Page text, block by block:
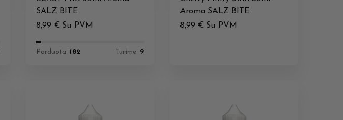
SALZ BITE
8,99 € Su PVM
Parduota: 182 Turime: 9
Aroma SALZ BITE
8,99 € Su PVM